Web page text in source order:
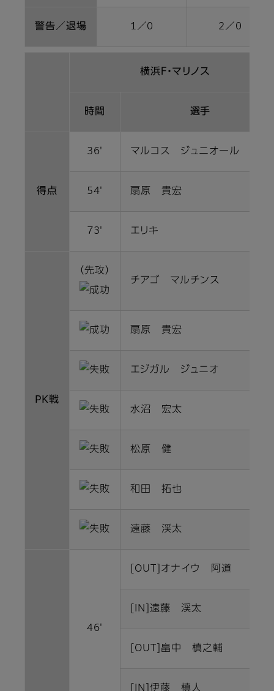
警告／退場 1／0 2／0
横浜Ｆ・マリノス
時間 選手
得点
36' マルコス ジュニオール
54' 扇原 貴宏
73' エリキ
PK戦
（先攻）
チアゴ マルチンス
扇原 貴宏
エジガル ジュニオ
水沼 宏太
松原 健
和田 拓也
遠藤 渓太
46'
[OUT]オナイウ 阿道
[IN]遠藤 渓太
[OUT]畠中 槙之輔
[IN]伊藤 槙人